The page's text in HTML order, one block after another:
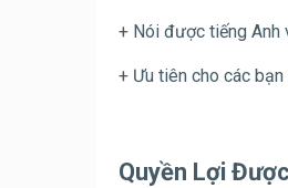
+ Nói được tiếng Anh
+ Ưu tiên cho các
Quyền Lợi